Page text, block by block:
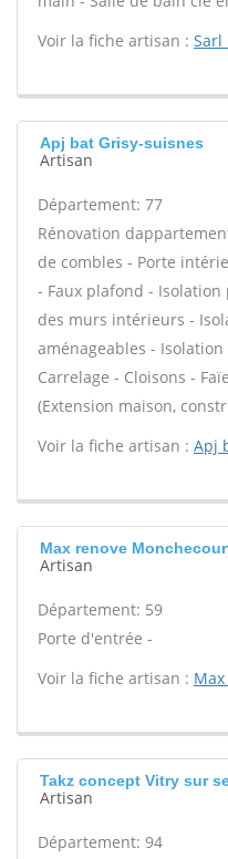
Voir la fiche artisan : Sarl
Apj bat Grisy-suisnes
Artisan
Département: 77
Rénovation
de combles - Porte
- Faux plafond -
des murs intérieurs -
aménageables -
Carrelage - Cloisons -
(Extension maison,
Voir la fiche artisan : Apj
Max renove
Artisan
Département: 59
Porte d'entrée -
Voir la fiche artisan :
Takz concept Vitry sur
Artisan
Département: 94